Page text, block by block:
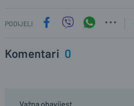
PODIJELI
Komentari 0
Važna obavijest